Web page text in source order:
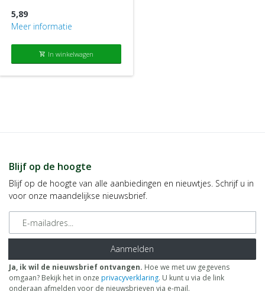
5,89
Meer informatie
shopping_cart In winkelwagen
Blijf op de hoogte
Blijf op de hoogte van alle aanbiedingen en nieuwtjes. Schrijf u in
voor onze maandelijkse nieuwsbrief.
E-mailadres
Aanmelden
Ja, ik wil de nieuwsbrief ontvangen. Hoe we met uw gegevens
omgaan? Bekijk het in onze privacyverklaring. U kunt u via de link
onderaan afmelden voor de nieuwsbrieven via e-mail.